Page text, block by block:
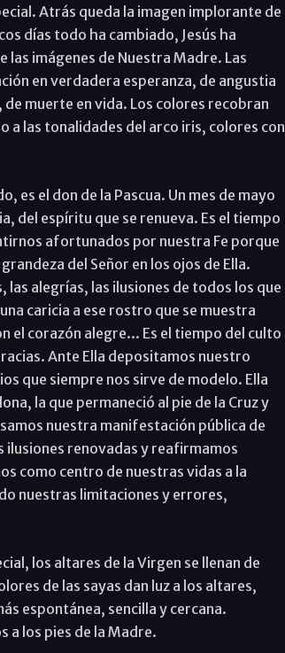
Atrás queda la imagen implorante de
días todo ha cambiado, Jesús ha
imágenes de Nuestra Madre. Las
en verdadera esperanza, de angustia
muerte en vida. Los colores recobran
a las tonalidades del arco iris, colores con
es el don de la Pascua. Un mes de mayo
del espíritu que se renueva. Es el tiempo
afortunados por nuestra Fe porque
del Señor en los ojos de Ella.
las alegrías, las ilusiones de todos los que
caricia a ese rostro que se muestra
el corazón alegre... Es el tiempo del culto
Ante Ella depositamos nuestro
que siempre nos sirve de modelo. Ella
la que permaneció al pie de la Cruz y
nuestra manifestación pública de
renovadas y reafirmamos
como centro de nuestras vidas a la
nuestras limitaciones y errores,
los altares de la Virgen se llenan de
de las sayas dan luz a los altares,
espontánea, sencilla y cercana.
a los pies de la Madre.